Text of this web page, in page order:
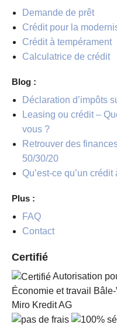
Demande de prêt
Crédit pour la
Crédit à tempérament
Calculatrice de crédit
Blog :
Déclaration d’impôts
Leasing ou crédit –
vous ?
Retrouver des
50/30/20
Qu’est-ce qu’un
Plus :
FAQ
Contact
Certifié
Autorisation
Économie et travail
Miro Kredit AG